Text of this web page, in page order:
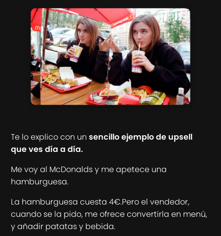
Te lo explico con unsencillo ejemplo de upsell
que ves día a día.
Me voy al McDonalds y me apetece una
hamburguesa.
La hamburguesa cuesta 4€.Pero el vendedor,
cuando se la pido, me ofrece convertirla en menú,
y añadir patatas y bebida.